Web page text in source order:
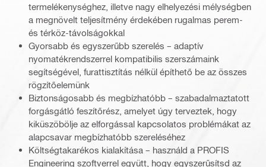
termelékenységhez, illetve nagy elhelyezési mélységben
a megnövelt teljesítmény érdekében rugalmas perem-
és térköz-távolságokkal
Gyorsabb és egyszerűbb szerelés – adaptív
nyomatékrendszerrel kompatibilis szerszámaink
segítségével, furattisztítás nélkül építhető be az összes
rögzítőelemünk
Biztonságosabb és megbízhatóbb – szabadalmaztatott
forgásgátló feszítőrész, amelyet úgy terveztek, hogy
kiküszöbölje az elforgással kapcsolatos problémákat az
alapcsavar megbízhatóbb szereléséhez
Költségtakarékos kialakítása – használd a PROFIS
Engineering szoftverrel együtt, hogy egyszerűsítsd az